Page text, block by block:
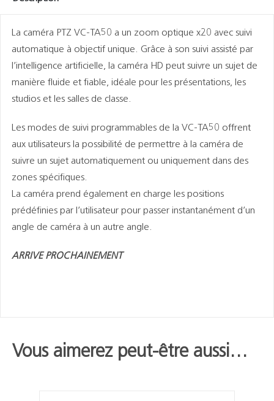
La caméra PTZ VC-TA50 a un zoom optique x20 avec suivi
automatique à objectif unique. Grâce à son suivi assisté par
l’intelligence artificielle, la caméra HD peut suivre un sujet de
manière fluide et fiable, idéale pour les présentations, les
studios et les salles de classe.
Les modes de suivi programmables de la VC-TA50 offrent
aux utilisateurs la possibilité de permettre à la caméra de
suivre un sujet automatiquement ou uniquement dans des
zones spécifiques.
La caméra prend également en charge les positions
prédéfinies par l’utilisateur pour passer instantanément d’un
angle de caméra à un autre angle.
ARRIVE PROCHAINEMENT
Vous aimerez peut-être aussi…